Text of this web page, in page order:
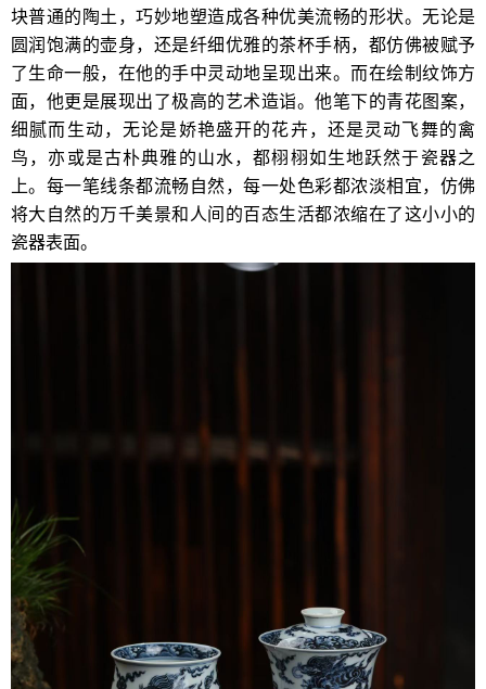
块普通的陶土，巧妙地塑造成各种优美流畅的形状。无论是
圆润饱满的壶身，还是纤细优雅的茶杯手柄，都仿佛被赋予
了生命一般，在他的手中灵动地呈现出来。而在绘制纹饰方
面，他更是展现出了极高的艺术造诣。他笔下的青花图案，
细腻而生动，无论是娇艳盛开的花卉，还是灵动飞舞的禽
鸟，亦或是古朴典雅的山水，都栩栩如生地跃然于瓷器之
上。每一笔线条都流畅自然，每一处色彩都浓淡相宜，仿佛
将大自然的万千美景和人间的百态生活都浓缩在了这小小的
瓷器表面。